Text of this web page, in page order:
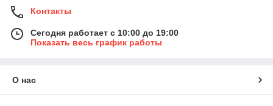
Контакты
Сегодня работает с 10:00 до 19:00
Показать весь график работы
О нас